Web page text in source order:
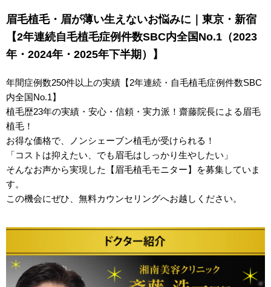
眉毛植毛・眉が薄い生えないお悩みに｜東京・新宿
【2年連続自毛植毛症例件数SBC内全国No.1（2023
年・2024年・2025年下半期）】
年間症例数250件以上の実績【2年連続・自毛植毛症例件数SBC
内全国No.1】
植毛歴23年の実績・安心・信頼・実力派！齋藤院長による眉毛
植毛！
お得な価格で、ノンシェーブン植毛が受けられる！
「コストは抑えたい、でも眉毛はしっかり生やしたい」
そんなお声から実現した【眉毛植毛モニター】を募集していま
す。
この機会にぜひ、無料カウンセリングへお越しください。